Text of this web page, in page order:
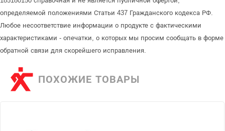
определяемой положениями Статьи 437 Гражданского кодекса РФ.
Любое несоответствие информации о продукте с фактическими
характеристиками - опечатки, о которых мы просим сообщать в форме
обратной связи для скорейшего исправления.
ПОХОЖИЕ ТОВАРЫ